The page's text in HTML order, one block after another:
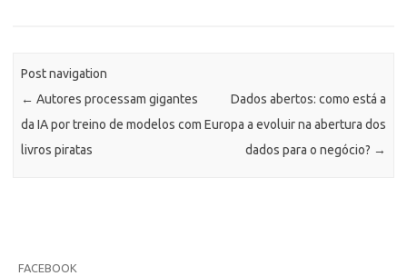
Post navigation
← Autores processam gigantes
da IA por treino de modelos com
livros piratas
Dados abertos: como está a
Europa a evoluir na abertura dos
dados para o negócio? →
FACEBOOK